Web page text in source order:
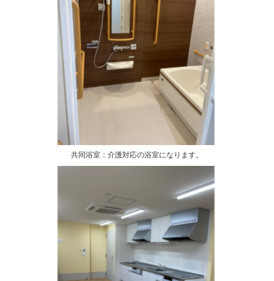
共同浴室：介護対応の浴室になります。